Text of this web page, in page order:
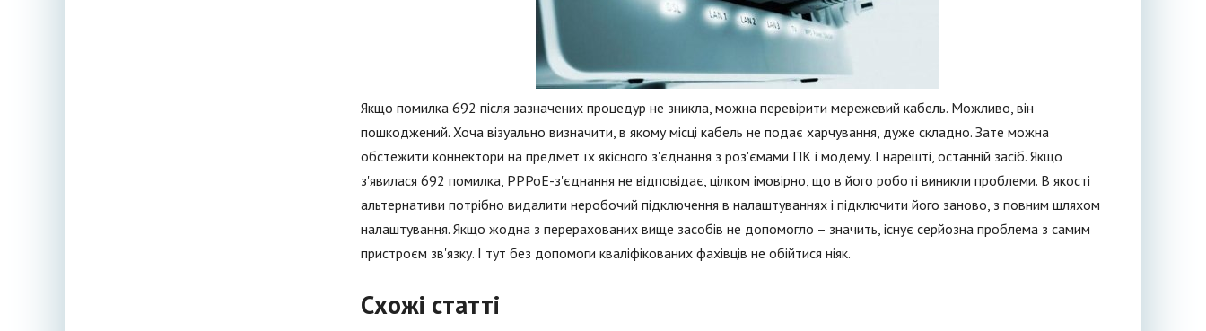
Якщо помилка 692 після зазначених процедур не зникла, можна перевірити мережевий кабель. Можливо, він
пошкоджений. Хоча візуально визначити, в якому місці кабель не подає харчування, дуже складно. Зате можна
обстежити коннектори на предмет їх якісного з'єднання з роз'ємами ПК і модему. І нарешті, останній засіб. Якщо
з'явилася 692 помилка, PPPoE-з'єднання не відповідає, цілком імовірно, що в його роботі виникли проблеми. В якості
альтернативи потрібно видалити неробочий підключення в налаштуваннях і підключити його заново, з повним шляхом
налаштування. Якщо жодна з перерахованих вище засобів не допомогло – значить, існує серйозна проблема з самим
пристроєм зв'язку. І тут без допомоги кваліфікованих фахівців не обійтися ніяк.
Схожі статті